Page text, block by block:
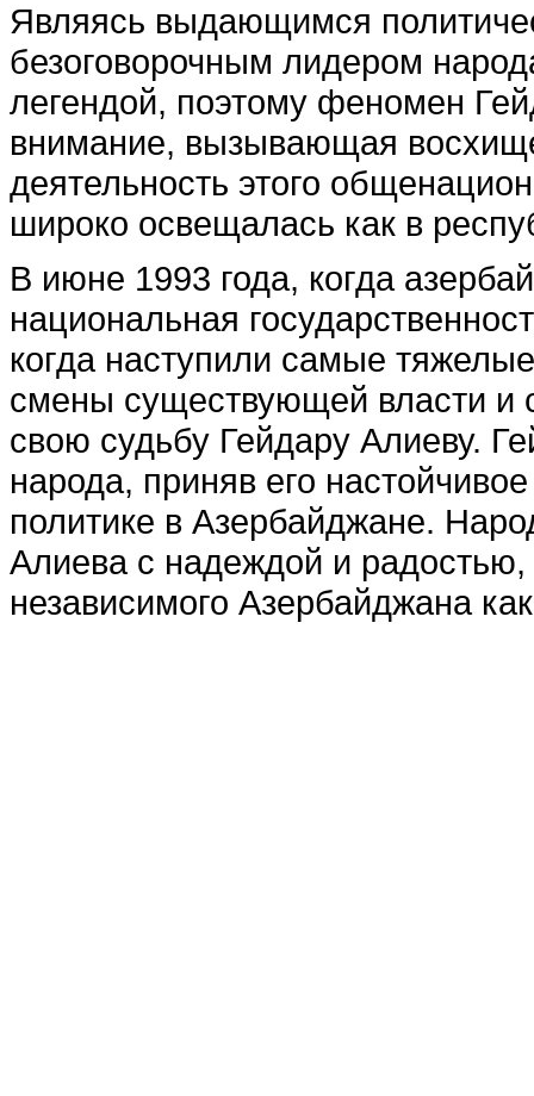
Являясь выдающимся
безоговорочным лидером
легендой, поэтому феномен
внимание, вызывающая
деятельность этого
широко освещалась как в
В июне 1993 года, когда
национальная
когда наступили самые
смены существующей власти и
свою судьбу Гейдару Алиеву.
народа, приняв его
политике в Азербайджане.
Алиева с надеждой и
независимого Азербайджана